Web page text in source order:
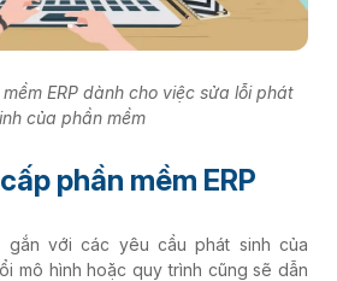
ERP dành cho việc sửa lỗi phát
của phần mềm
phần mềm ERP
gắn với các yêu cầu phát sinh của
mô hình hoặc quy trình cũng sẽ dẫn